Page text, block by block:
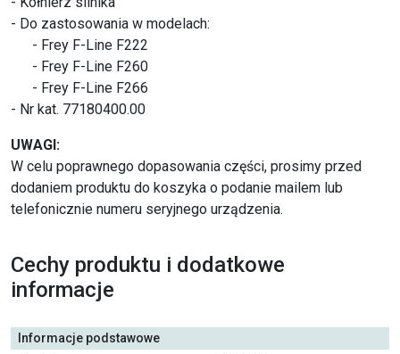
- Do zastosowania w modelach:
- Frey F-Line F222
- Frey F-Line F260
- Frey F-Line F266
- Nr kat. 77180400.00
UWAGI:
W celu poprawnego dopasowania części, prosimy przed
dodaniem produktu do koszyka o podanie mailem lub
telefonicznie numeru seryjnego urządzenia.
Cechy produktu i dodatkowe
informacje
Informacje podstawowe